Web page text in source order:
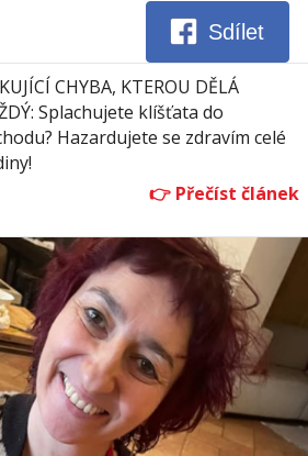
Sdílet
CHYBA, KTEROU DĚLÁ
Splachujete klíšťata do
Hazardujete se zdravím celé